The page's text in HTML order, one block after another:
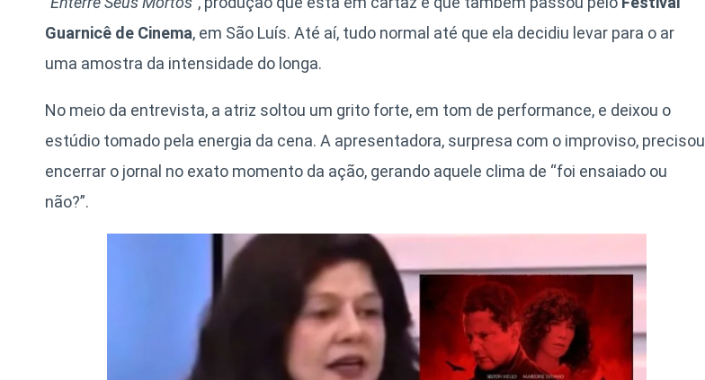
Guarnicê de Cinema, em São Luís. Até aí, tudo normal até que ela decidiu levar para o ar
uma amostra da intensidade do longa.
No meio da entrevista, a atriz soltou um grito forte, em tom de performance, e deixou o
estúdio tomado pela energia da cena. A apresentadora, surpresa com o improviso, precisou
encerrar o jornal no exato momento da ação, gerando aquele clima de “foi ensaiado ou
não?”.